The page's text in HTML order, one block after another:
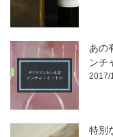
あの
ンチ
2017/
特別